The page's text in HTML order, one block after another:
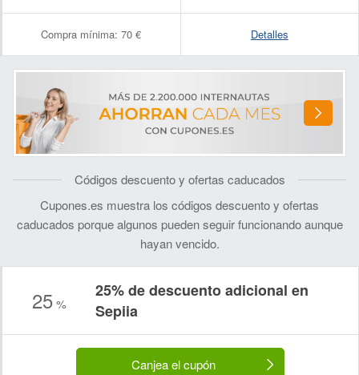
Compra mínima: 70 € Detalles
Códigos descuento y ofertas caducados
Cupones.es muestra los códigos descuento y ofertas
caducados porque algunos pueden seguir funcionando aunque
hayan vencido.
25 %
25% de descuento adicional en
Sepiia
Canjea el cupón